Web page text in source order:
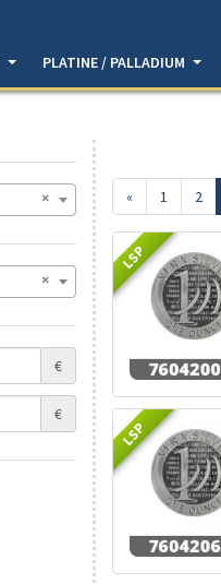
PLATINE / PALLADIUM
€
€
« 1 2
LSP
LSP